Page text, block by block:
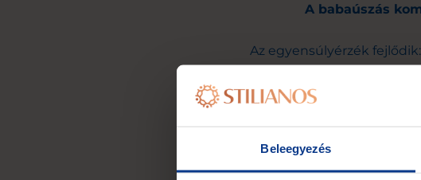
Beleegyezés
A babaúszás
Az egyensúlyérzék
hogy megtanulja, hol van a